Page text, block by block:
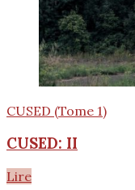
CUSED (Tome 1)
CUSED: II
Lire